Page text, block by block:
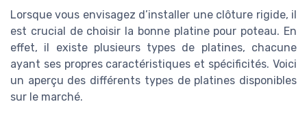
Lorsque vous envisagez d’installer une clôture rigide, il
est crucial de choisir la bonne platine pour poteau. En
effet, il existe plusieurs types de platines, chacune
ayant ses propres caractéristiques et spécificités. Voici
un aperçu des différents types de platines disponibles
sur le marché.